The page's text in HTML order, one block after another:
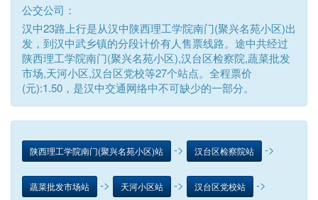
公交公司：
汉中23路上行是从汉中陕西理工学院南门(聚兴名苑小区)出
发，到汉中武乡镇的分段计价有人售票线路。途中共经过
陕西理工学院南门(聚兴名苑小区),汉台区检察院,蔬菜批发
市场,天河小区,汉台区党校等27个站点。全程票价
(元):1.50，是汉中交通网络中不可缺少的一部分。
陕西理工学院南门(聚兴名苑小区)站 -> 汉台区检察院站 ->
蔬菜批发市场站 -> 天河小区站 -> 汉台区党校站 ->